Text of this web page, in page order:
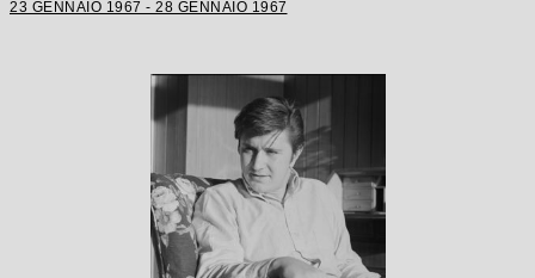
23 GENNAIO 1967 - 28 GENNAIO 1967